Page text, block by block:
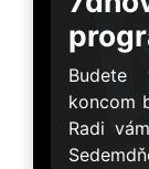
Budete
koncom
Radi